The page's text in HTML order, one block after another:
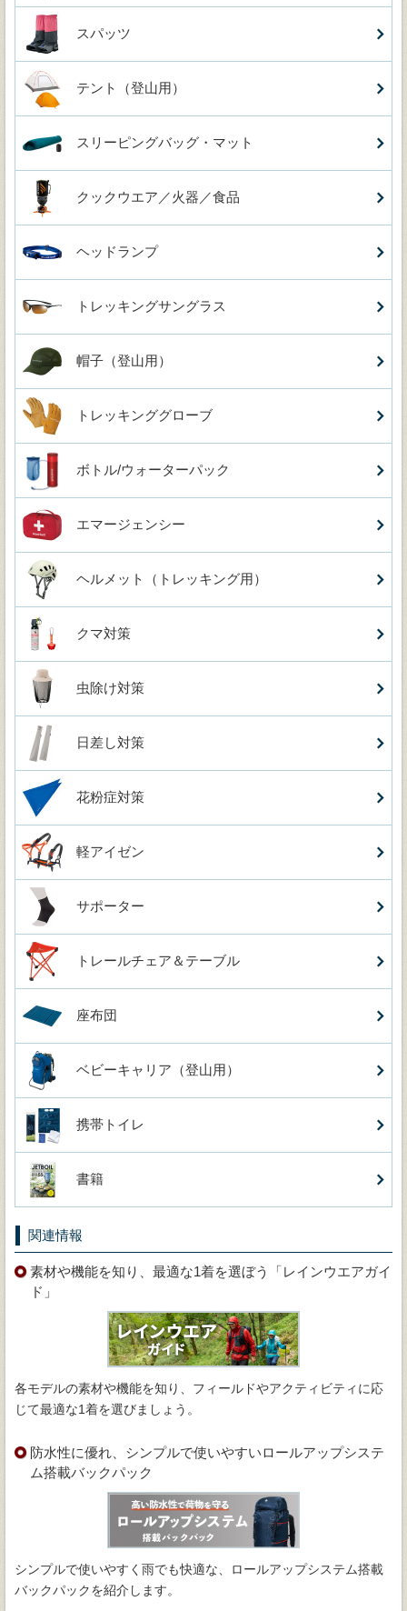
スパッツ
テント（登山用）
スリーピングバッグ・マット
クックウエア／火器／食品
ヘッドランプ
トレッキングサングラス
帽子（登山用）
トレッキンググローブ
ボトル/ウォーターパック
エマージェンシー
ヘルメット（トレッキング用）
クマ対策
虫除け対策
日差し対策
花粉症対策
軽アイゼン
サポーター
トレールチェア＆テーブル
座布団
ベビーキャリア（登山用）
携帯トイレ
書籍
関連情報
素材や機能を知り、最適な1着を選ぼう「レインウエアガイ
ド」
各モデルの素材や機能を知り、フィールドやアクティビティに応
じて最適な1着を選びましょう。
防水性に優れ、シンプルで使いやすいロールアップシステ
ム搭載バックパック
シンプルで使いやすく雨でも快適な、ロールアップシステム搭載
バックパックを紹介します。